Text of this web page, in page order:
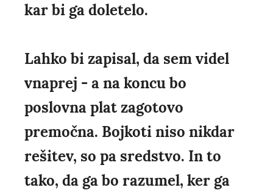
kar bi ga doletelo.
Lahko bi zapisal, da sem videl
vnaprej - a na koncu bo
poslovna plat zagotovo
premočna. Bojkoti niso nikdar
rešitev, so pa sredstvo. In to
tako, da ga bo razumel, ker ga